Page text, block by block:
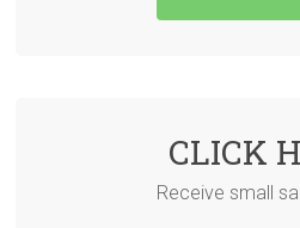
CLICK
Receive small